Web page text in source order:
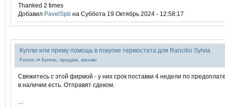
Thanked 2 times
Добавил PavelSpb на Суббота 19 Октябрь 2024 - 12:58:17
Куплю или приму помощь в покупке термостата для Rancilio Sylvia
Forum -> Куплю, продам, меняю
Свяжитесь с этой фирмой - у них срок поставки 4 недели по
в наличии есть. Отправят сдеком.